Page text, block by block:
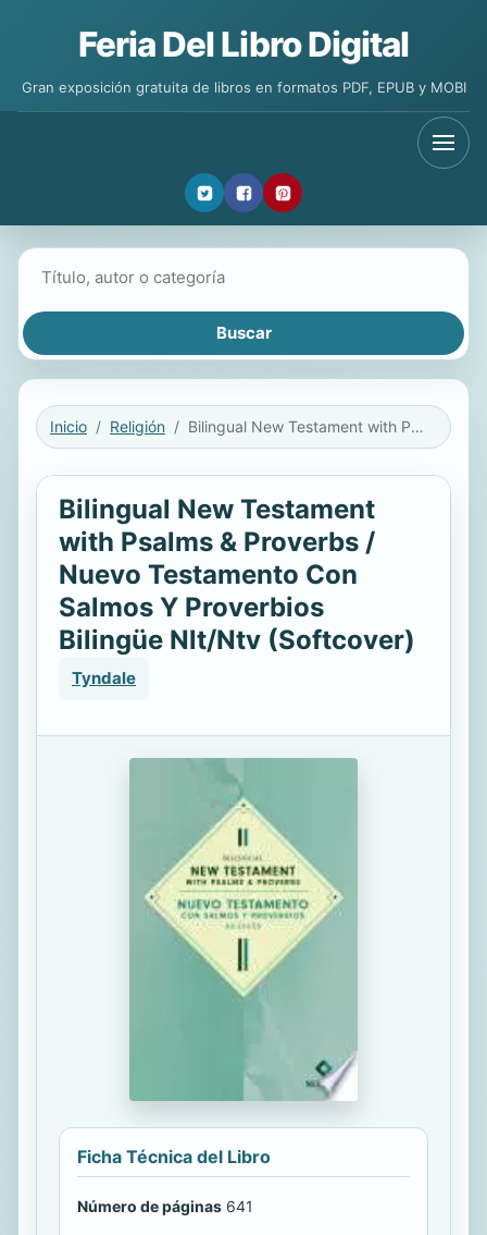
Feria Del Libro Digital
Gran exposición gratuita de libros en formatos PDF, EPUB y MOBI
Inicio Religión Bilingual New Testament with Psalms & Proverbs / Nuevo Testamento Con Salmos Y Proverbios Bilingüe Nlt/Ntv (Softcover)
Bilingual New Testament
with Psalms & Proverbs /
Nuevo Testamento Con
Salmos Y Proverbios
Bilingüe Nlt/Ntv (Softcover)
Tyndale
Ficha Técnica del Libro
Número de páginas 641